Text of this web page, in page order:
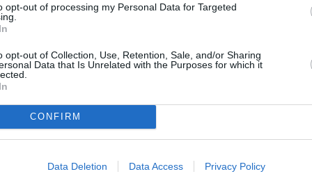
opt-out of processing my Personal Data for Targeted
opt-out of Collection, Use, Retention, Sale, and/or Sharing
Data that Is Unrelated with the Purposes for which it
CONFIRM
Data Deletion Data Access Privacy Policy